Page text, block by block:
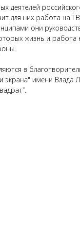
деятелей
для них работа на
они
жизнь и работа
в
экрана" имени Влада